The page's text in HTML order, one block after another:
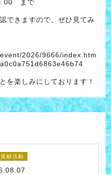
00 まで
できますので、ぜひ見てみ
2026/9666/index.htm
を楽しみにしております！
献活動